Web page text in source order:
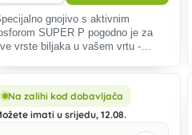
gnojivo s aktivnim
SUPER P pogodno je za
vrste biljaka u vašem vrtu -
Na zalihi kod dobavljača
imati u srijedu, 12.08.